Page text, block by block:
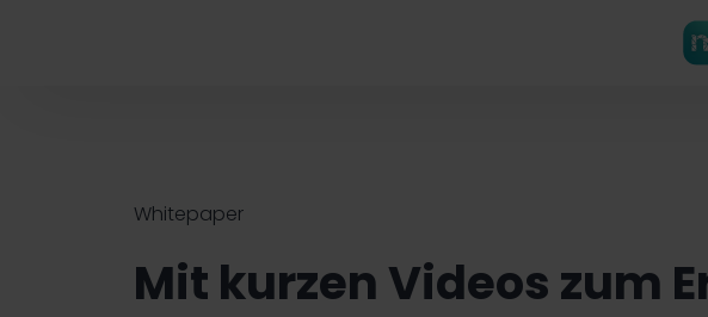
Whitepaper
Mit kurzen Videos zum